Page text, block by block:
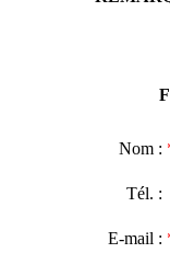
Nom :
Tél.
E-mail :